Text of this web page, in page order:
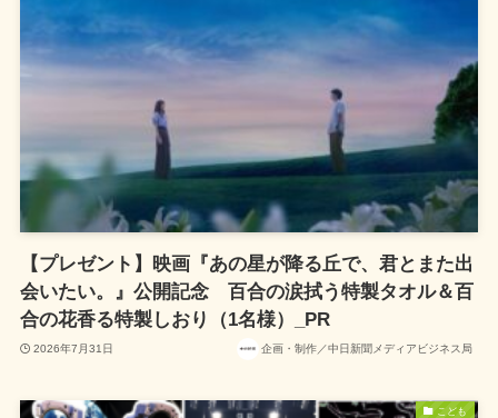
【プレゼント】映画『あの星が降る丘で、君とまた出
会いたい。』公開記念 百合の涙拭う特製タオル＆百
合の花香る特製しおり（1名様）_PR
2026年7月31日 企画・制作／中日新聞メディアビジネス局
こども